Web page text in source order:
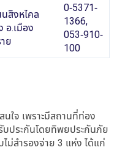
สิงหไคล
อ.เมือง
ย
0-5371-
1366,
053-910-
100
ใจ เพราะมีสถานที่ท่อง
บประกันโดยทิพยประกันภัย
ม่สำรองจ่าย 3 แห่ง ได้แก่